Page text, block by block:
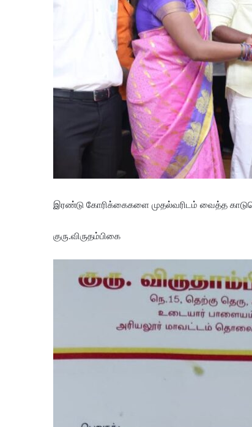
இரண்டு கோரிக்கைகளை முதல்வரிடம் வைத்த
குரு.விருதம்பிகை